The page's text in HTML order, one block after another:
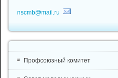
nscmb@mail.ru
Профсоюзный комитет